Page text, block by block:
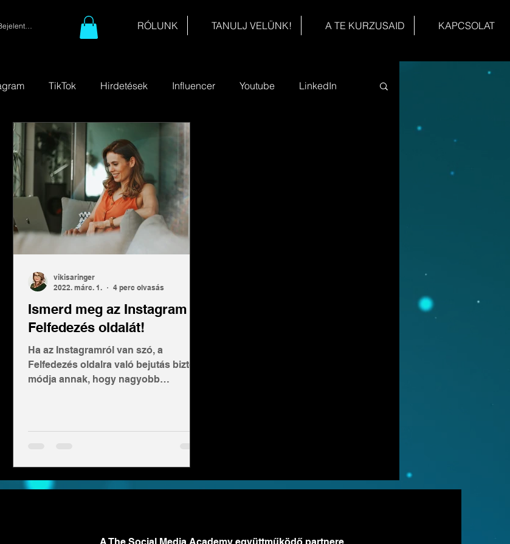
RÓLUNK TANULJ VELÜNK! A TE KURZUSAID KAPCSOLAT
TikTok Hirdetések Influencer Youtube LinkedIn
Ismerd meg az Instagram
Felfedezés oldalát!
Ha az Instagramról van szó, a
Felfedezés oldalra való bejutás biztos
módja annak, hogy nagyobb
vikisaringer
2022. márc. 1.
4 perc olvasás